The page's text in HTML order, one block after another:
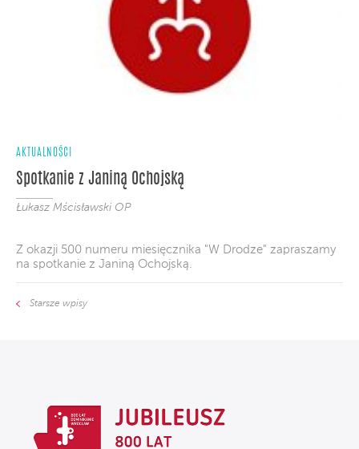
AKTUALNOŚCI
Spotkanie z Janiną Ochojską
Łukasz Mścisławski OP
Z okazji 500 numeru miesięcznika "W Drodze" zapraszamy
na spotkanie z Janiną Ochojską.
Starsze wpisy